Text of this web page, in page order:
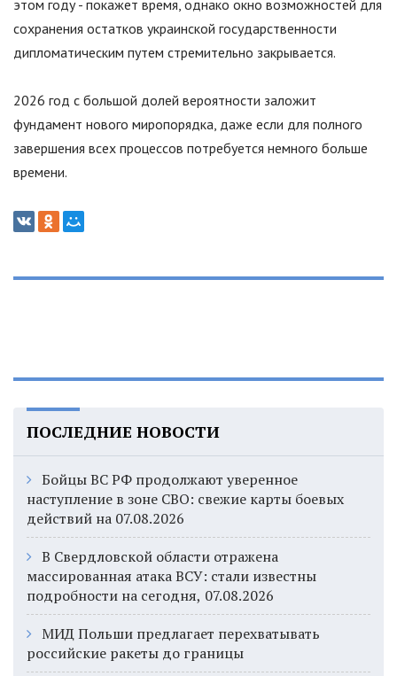
этом году - покажет время, однако окно возможностей для
сохранения остатков украинской государственности
дипломатическим путем стремительно закрывается.
2026 год с большой долей вероятности заложит
фундамент нового миропорядка, даже если для полного
завершения всех процессов потребуется немного больше
времени.
ПОСЛЕДНИЕ НОВОСТИ
Бойцы ВС РФ продолжают уверенное
наступление в зоне СВО: свежие карты боевых
действий на 07.08.2026
В Свердловской области отражена
массированная атака ВСУ: стали известны
подробности на сегодня, 07.08.2026
МИД Польши предлагает перехватывать
российские ракеты до границы